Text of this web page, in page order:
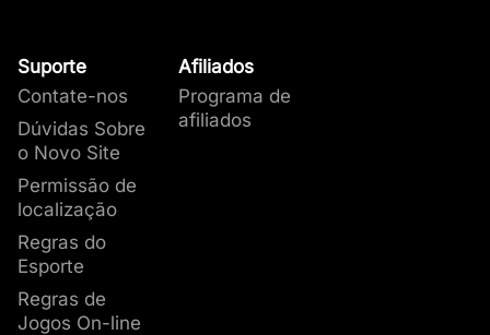
Suporte
Contate-nos
Dúvidas Sobre
o Novo Site
Permissão de
localização
Regras do
Esporte
Regras de
Jogos On-line
Afiliados
Programa de
afiliados